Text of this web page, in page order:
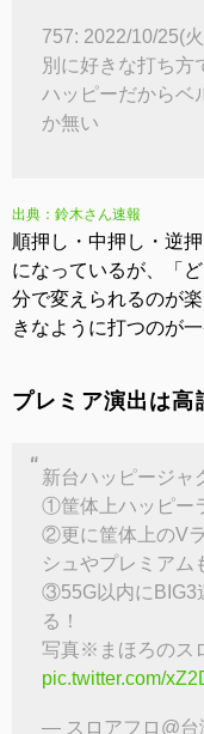
757: 2022/10/25(
別に好きな打ち方
ハッピーだからベ
か無い
出典：鈴木さん速報
順押し・中押し・逆
になっているが、「
分で変えられるのが
きなように打つのが
プレミア演出は高
新台ハッピージャ
①筐体上ハッピー
②更に筐体上のV
シュやプレミアム
③55G以内にBIG3
る！
写真※まほろのス
pic.twitter.com/
— スロアフロ@台